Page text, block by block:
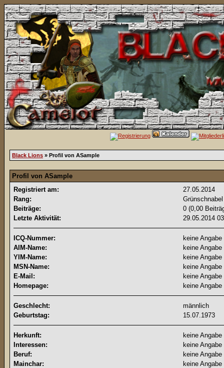
Black Lions » Profil von ASample
Profil von ASample
Registriert am:
27.05.2014
Rang:
Beiträge:
0 (0,00
Letzte Aktivität:
29.05.2014
ICQ-Nummer:
keine Angabe
AIM-Name:
keine Angabe
YIM-Name:
keine Angabe
MSN-Name:
keine Angabe
E-Mail:
keine Angabe
Homepage:
keine Angabe
Geschlecht:
männlich
Geburtstag:
15.07.1973
Herkunft:
keine Angabe
Interessen:
keine Angabe
Beruf:
keine Angabe
Mainchar:
keine Angabe